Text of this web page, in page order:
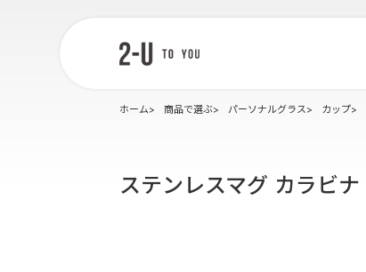
ホーム 商品で選ぶ パーソナルグラス カップ
ステンレスマグ カラビナ